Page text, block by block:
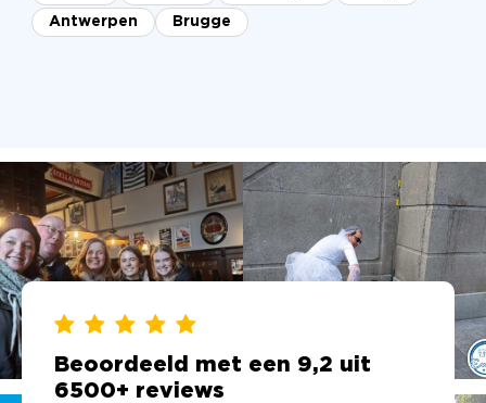
Antwerpen Brugge
Beoordeeld met een 9,2 uit
6500+ reviews